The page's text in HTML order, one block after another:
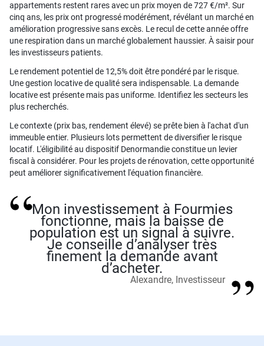
appartements restent rares avec un prix moyen de 727 €/m². Sur
cinq ans, les prix ont progressé modérément, révélant un marché en
amélioration progressive sans excès. Le recul de cette année offre
une respiration dans un marché globalement haussier. À saisir pour
les investisseurs patients.
Le rendement potentiel de 12,5% doit être pondéré par le risque.
Une gestion locative de qualité sera indispensable. La demande
locative est présente mais pas uniforme. Identifiez les secteurs les
plus recherchés.
Le contexte (prix bas, rendement élevé) se prête bien à l'achat d'un
immeuble entier. Plusieurs lots permettent de diversifier le risque
locatif. L'éligibilité au dispositif Denormandie constitue un levier
fiscal à considérer. Pour les projets de rénovation, cette opportunité
peut améliorer significativement l'équation financière.
Mon investissement à Fourmies
fonctionne, mais la baisse de
population est un signal à suivre.
Je conseille d’analyser très
finement la demande avant
d’acheter.
Alexandre, Investisseur